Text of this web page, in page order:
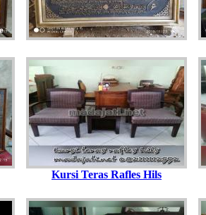
Kursi Teras Rafles Hils